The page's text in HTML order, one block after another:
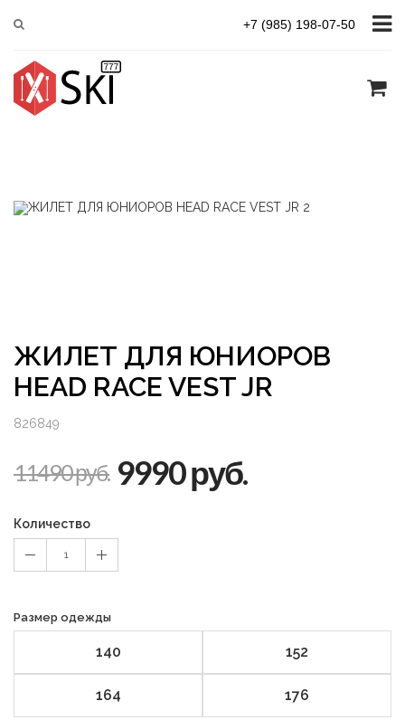
+7 (985) 198-07-50
ЖИЛЕТ ДЛЯ ЮНИОРОВ
HEAD RACE VEST JR
826849
11490 руб. 9990 руб.
Количество
1
Размер одежды
140 152
164 176